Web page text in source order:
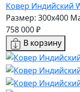
Ковер Индийский
Размер: 300x400
758 000 ₽
В корзину